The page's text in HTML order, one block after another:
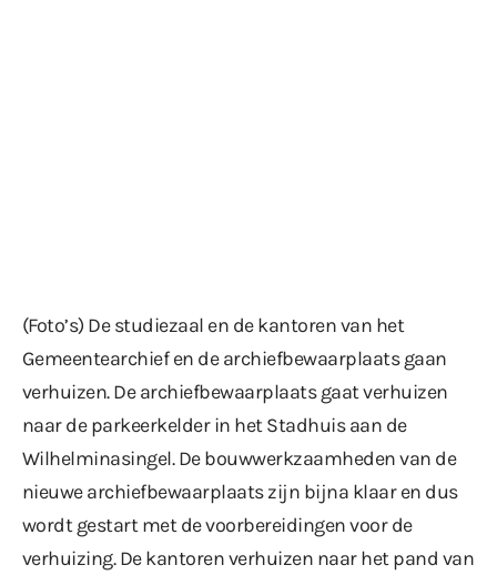
(Foto’s) De studiezaal en de kantoren van het
Gemeentearchief en de archiefbewaarplaats gaan
verhuizen. De archiefbewaarplaats gaat verhuizen
naar de parkeerkelder in het Stadhuis aan de
Wilhelminasingel. De bouwwerkzaamheden van de
nieuwe archiefbewaarplaats zijn bijna klaar en dus
wordt gestart met de voorbereidingen voor de
verhuizing. De kantoren verhuizen naar het pand van